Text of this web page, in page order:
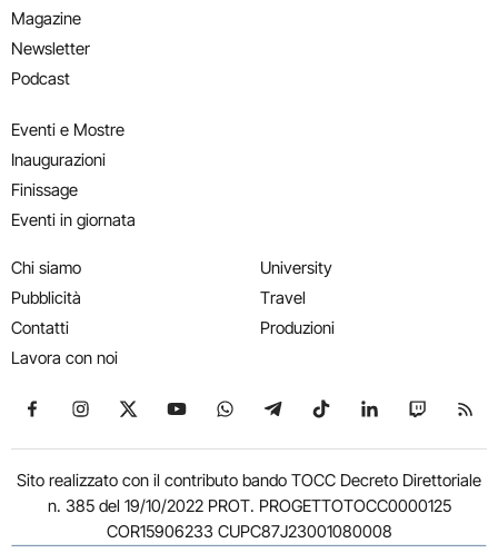
Magazine
Newsletter
Podcast
Eventi e Mostre
Inaugurazioni
Finissage
Eventi in giornata
Chi siamo
Pubblicità
Contatti
Lavora con noi
University
Travel
Produzioni
Seguici su Facebook
Seguici su Instagram
Seguici su X
Seguici su YouTube
Seguici su WhatsApp
Seguici su Telegram
Seguici su TikTok
Seguici su
Seguici
Sito realizzato con il contributo bando TOCC Decreto Direttoriale
n. 385 del 19/10/2022 PROT. PROGETTOTOCC0000125
COR15906233 CUPC87J23001080008